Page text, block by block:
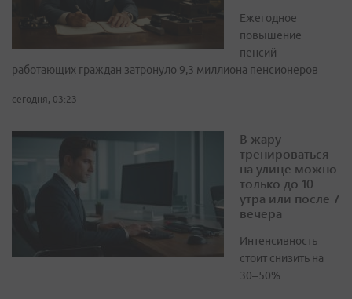
Ежегодное
повышение
пенсий
работающих граждан затронуло 9,3 миллиона пенсионеров
сегодня, 03:23
В жару
тренироваться
на улице можно
только до 10
утра или после 7
вечера
Интенсивность
стоит снизить на
30–50%